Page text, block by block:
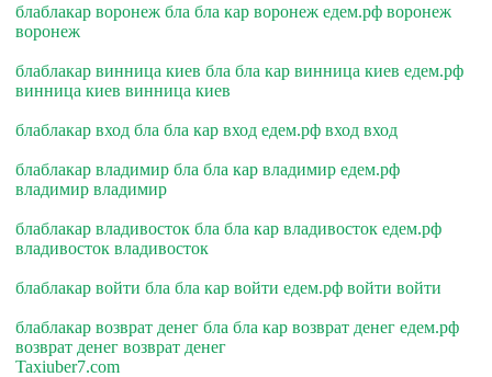
блаблакар воронеж бла бла кар воронеж едем.рф воронеж
воронеж
блаблакар винница киев бла бла кар винница киев едем.рф
винница киев винница киев
блаблакар вход бла бла кар вход едем.рф вход вход
блаблакар владимир бла бла кар владимир едем.рф
владимир владимир
блаблакар владивосток бла бла кар владивосток едем.рф
владивосток владивосток
блаблакар войти бла бла кар войти едем.рф войти войти
блаблакар возврат денег бла бла кар возврат денег едем.рф
возврат денег возврат денег
Taxiuber7.com